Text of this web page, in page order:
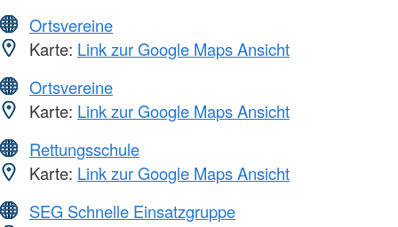
Ortsvereine
Karte: Link zur Google Maps Ansicht
Ortsvereine
Karte: Link zur Google Maps Ansicht
Rettungsschule
Karte: Link zur Google Maps Ansicht
SEG Schnelle Einsatzgruppe